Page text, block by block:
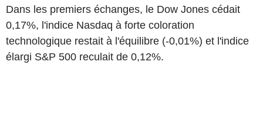
Dans les premiers échanges, le Dow Jones cédait
0,17%, l'indice Nasdaq à forte coloration
technologique restait à l'équilibre (-0,01%) et l'indice
élargi S&P 500 reculait de 0,12%.